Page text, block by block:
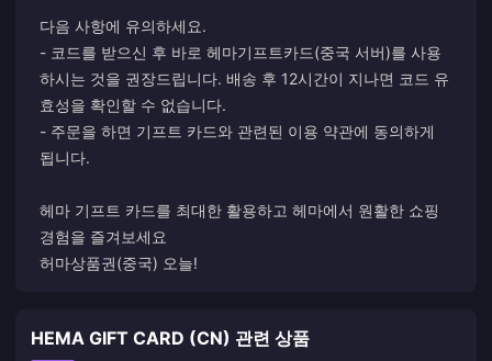
다음 사항에 유의하세요.
- 코드를 받으신 후 바로 헤마기프트카드(중국 서버)를 사용
하시는 것을 권장드립니다. 배송 후 12시간이 지나면 코드 유
효성을 확인할 수 없습니다.
- 주문을 하면 기프트 카드와 관련된 이용 약관에 동의하게
됩니다.
헤마 기프트 카드를 최대한 활용하고 헤마에서 원활한 쇼핑
경험을 즐겨보세요
허마상품권(중국) 오늘!
HEMA GIFT CARD (CN) 관련 상품